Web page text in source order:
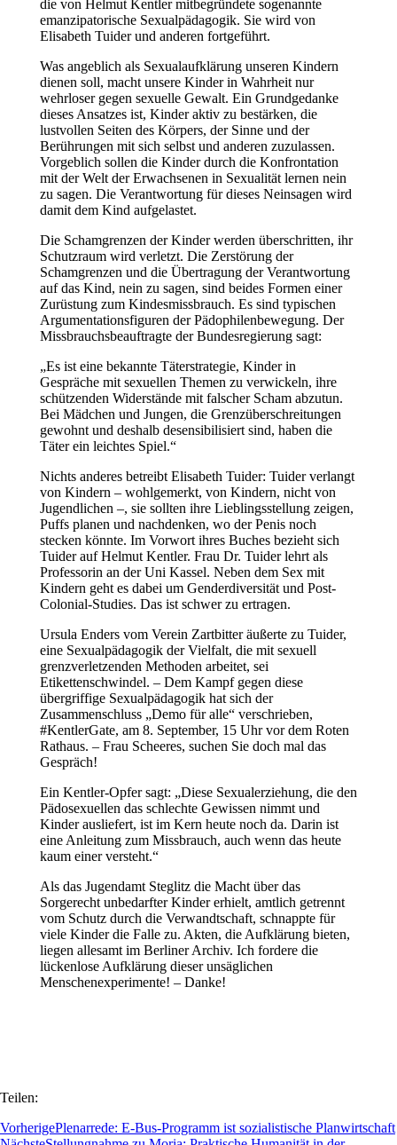
die von Helmut Kentler mitbegründete sogenannte
emanzipatorische Sexualpädagogik. Sie wird von
Elisabeth Tuider und anderen fortgeführt.
Was angeblich als Sexualaufklärung unseren Kindern
dienen soll, macht unsere Kinder in Wahrheit nur
wehrloser gegen sexuelle Gewalt. Ein Grundgedanke
dieses Ansatzes ist, Kinder aktiv zu bestärken, die
lustvollen Seiten des Körpers, der Sinne und der
Berührungen mit sich selbst und anderen zuzulassen.
Vorgeblich sollen die Kinder durch die Konfrontation
mit der Welt der Erwachsenen in Sexualität lernen nein
zu sagen. Die Verantwortung für dieses Neinsagen wird
damit dem Kind aufgelastet.
Die Schamgrenzen der Kinder werden überschritten, ihr
Schutzraum wird verletzt. Die Zerstörung der
Schamgrenzen und die Übertragung der Verantwortung
auf das Kind, nein zu sagen, sind beides Formen einer
Zurüstung zum Kindesmissbrauch. Es sind typischen
Argumentationsfiguren der Pädophilenbewegung. Der
Missbrauchsbeauftragte der Bundesregierung sagt:
„Es ist eine bekannte Täterstrategie, Kinder in
Gespräche mit sexuellen Themen zu verwickeln, ihre
schützenden Widerstände mit falscher Scham abzutun.
Bei Mädchen und Jungen, die Grenzüberschreitungen
gewohnt und deshalb desensibilisiert sind, haben die
Täter ein leichtes Spiel.“
Nichts anderes betreibt Elisabeth Tuider: Tuider verlangt
von Kindern – wohlgemerkt, von Kindern, nicht von
Jugendlichen –, sie sollten ihre Lieblingsstellung zeigen,
Puffs planen und nachdenken, wo der Penis noch
stecken könnte. Im Vorwort ihres Buches bezieht sich
Tuider auf Helmut Kentler. Frau Dr. Tuider lehrt als
Professorin an der Uni Kassel. Neben dem Sex mit
Kindern geht es dabei um Genderdiversität und Post-
Colonial-Studies. Das ist schwer zu ertragen.
Ursula Enders vom Verein Zartbitter äußerte zu Tuider,
eine Sexualpädagogik der Vielfalt, die mit sexuell
grenzverletzenden Methoden arbeitet, sei
Etikettenschwindel. – Dem Kampf gegen diese
übergriffige Sexualpädagogik hat sich der
Zusammenschluss „Demo für alle“ verschrieben,
#KentlerGate, am 8. September, 15 Uhr vor dem Roten
Rathaus. – Frau Scheeres, suchen Sie doch mal das
Gespräch!
Ein Kentler-Opfer sagt: „Diese Sexualerziehung, die den
Pädosexuellen das schlechte Gewissen nimmt und
Kinder ausliefert, ist im Kern heute noch da. Darin ist
eine Anleitung zum Missbrauch, auch wenn das heute
kaum einer versteht.“
Als das Jugendamt Steglitz die Macht über das
Sorgerecht unbedarfter Kinder erhielt, amtlich getrennt
vom Schutz durch die Verwandtschaft, schnappte für
viele Kinder die Falle zu. Akten, die Aufklärung bieten,
liegen allesamt im Berliner Archiv. Ich fordere die
lückenlose Aufklärung dieser unsäglichen
Menschenexperimente! – Danke!
Teilen:
VorherigePlenarrede: E-Bus-Programm ist sozialistische Planwirtschaft